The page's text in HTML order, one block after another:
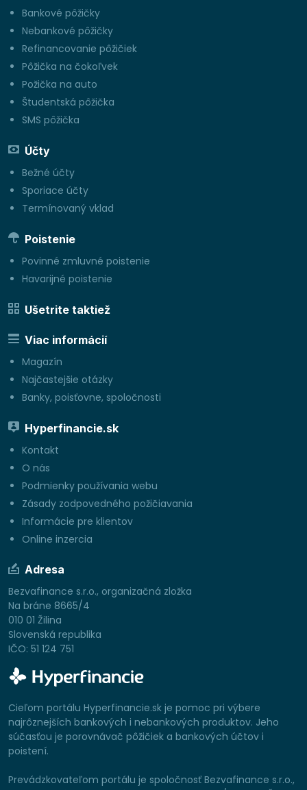
Bankové pôžičky
Nebankové pôžičky
Refinancovanie pôžičiek
Pôžička na čokoľvek
Požička na auto
Študentská pôžička
SMS pôžička
Účty
Bežné účty
Sporiace účty
Termínovaný vklad
Poistenie
Povinné zmluvné poistenie
Havarijné poistenie
Ušetrite taktiež
Viac informácií
Magazín
Najčastejšie otázky
Banky, poisťovne, spoločnosti
Hyperfinancie.sk
Kontakt
O nás
Podmienky používania webu
Zásady zodpovedného požičiavania
Informácie pre klientov
Online inzercia
Adresa
Bezvafinance s.r.o., organizačná zložka
Na bráne 8665/4
010 01 Žilina
Slovenská republika
IČO: 51 124 751
Cieľom portálu Hyperfinancie.sk je pomoc pri výbere
najrôznejších bankových i nebankových produktov. Jeho
súčasťou je porovnávač pôžičiek a bankových účtov i
poistení.
Prevádzkovateľom portálu je spoločnosť Bezvafinance s.r.o.,